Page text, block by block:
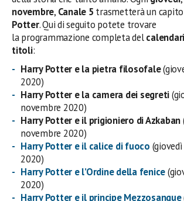
novembre, Canale 5 trasmetterà un
Potter. Qui di seguito potete trovare
la programmazione completa del
titoli:
Harry Potter e la pietra filosofale
2020)
Harry Potter e la camera dei segreti
novembre 2020)
Harry Potter e il prigioniero di Azkaban
novembre 2020)
Harry Potter e il calice di fuoco
2020)
Harry Potter e l’Ordine della fenice
2020)
Harry Potter e il principe Mezzosangue